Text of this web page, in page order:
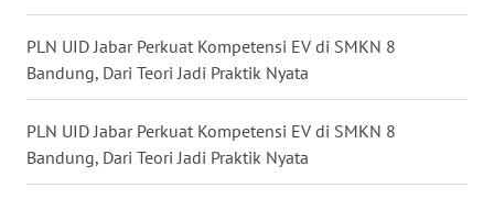
PLN UID Jabar Perkuat Kompetensi EV di SMKN 8
Bandung, Dari Teori Jadi Praktik Nyata
PLN UID Jabar Perkuat Kompetensi EV di SMKN 8
Bandung, Dari Teori Jadi Praktik Nyata
WN
LABUHANBATU